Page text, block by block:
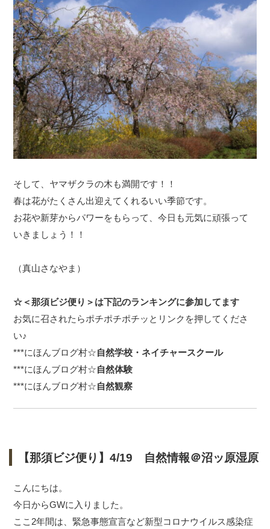
そして、ヤマザクラの木も満開です！！
春は花がたくさん出迎えてくれるいい季節です。
お花や新芽からパワーをもらって、今日も元気に頑張って
いきましょう！！
（真山さなやま）
☆＜那須ビジ便り＞は下記のランキングに参加してます
お気に召されたらポチポチポチッとリンクを押してくださ
い♪
***にほんブログ村☆自然学校・ネイチャースクール
***にほんブログ村☆自然体験
***にほんブログ村☆自然観察
【那須ビジ便り】4/19 自然情報＠沼ッ原湿原
こんにちは。
今日からGWに入りました。
ここ2年間は、緊急事態宣言など新型コロナウイルス感染症